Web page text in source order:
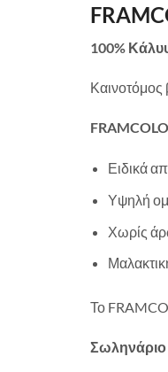
100%
Καινοτόμος
Ειδικά
Υψηλή
Χωρίς
Το
Σωληνάριο